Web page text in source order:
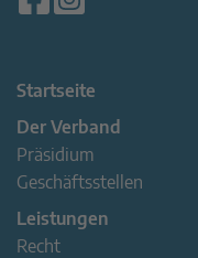
Startseite
Der Verband
Präsidium
Geschäftsstellen
Leistungen
Recht